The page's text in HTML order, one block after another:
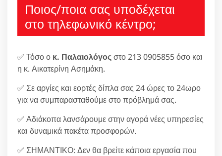
Ποιος/ποια σας υποδέχεται
στο τηλεφωνικό κέντρο;
✅ Τόσο ο κ. Παλαιολόγοςστο 213 0905855 όσο και
η κ. Αικατερίνη Ασημάκη.
✅ Σε αργίες και εορτές δίπλα σας 24 ώρες το 24ωρο
για να συμπαρασταθούμε στο πρόβλημά σας.
✅ Αδιάκοπα λανσάρουμε στην αγορά νέες υπηρεσίες
και δυναμικά πακέτα προσφορών.
✅ ΣΗΜΑΝΤΙΚΟ: Δεν θα βρείτε κάποια εργασία που